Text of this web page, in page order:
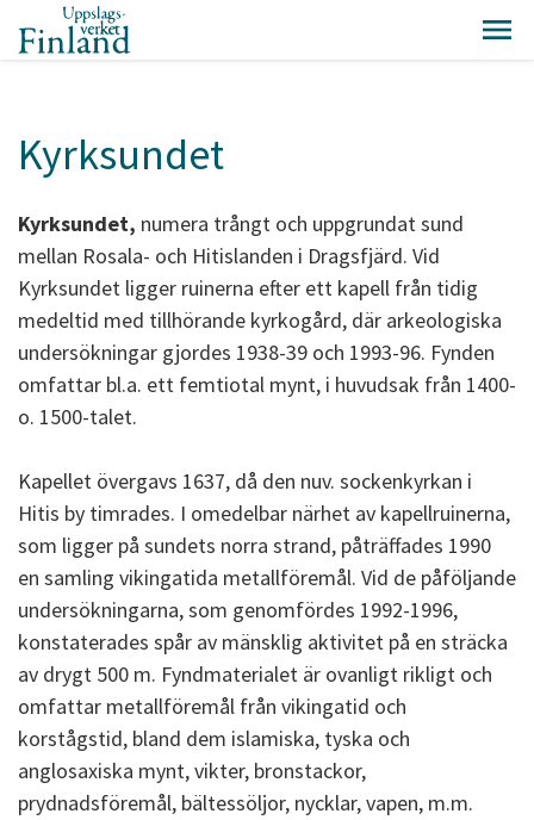
Kyrksundet
Kyrksundet, numera trångt och uppgrundat sund
mellan Rosala- och Hitislanden i Dragsfjärd. Vid
Kyrksundet ligger ruinerna efter ett kapell från tidig
medeltid med tillhörande kyrkogård, där arkeologiska
undersökningar gjordes 1938-39 och 1993-96. Fynden
omfattar bl.a. ett femtiotal mynt, i huvudsak från 1400-
o. 1500-talet.
Kapellet övergavs 1637, då den nuv. sockenkyrkan i
Hitis by timrades. I omedelbar närhet av kapellruinerna,
som ligger på sundets norra strand, påträffades 1990
en samling vikingatida metallföremål. Vid de påföljande
undersökningarna, som genomfördes 1992-1996,
konstaterades spår av mänsklig aktivitet på en sträcka
av drygt 500 m. Fyndmaterialet är ovanligt rikligt och
omfattar metallföremål från vikingatid och
korstågstid, bland dem islamiska, tyska och
anglosaxiska mynt, vikter, bronstackor,
prydnadsföremål, bältessöljor, nycklar, vapen, m.m.